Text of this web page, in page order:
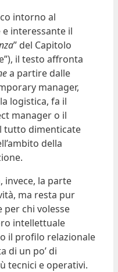
intorno al
interessante il
” del Capitolo
il testo affronta
a partire dalle
manager,
logistica, fa il
manager o il
tutto dimenticate
della
invece, la parte
ma resta pur
chi volesse
intellettuale
il profilo relazionale
di un po’ di
tecnici e operativi.